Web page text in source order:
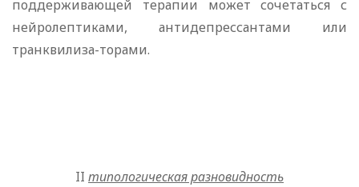
поддерживающей терапии может сочетаться с
нейролептиками, антидепрессантами или
транквилиза-торами.
II типологическая разновидность